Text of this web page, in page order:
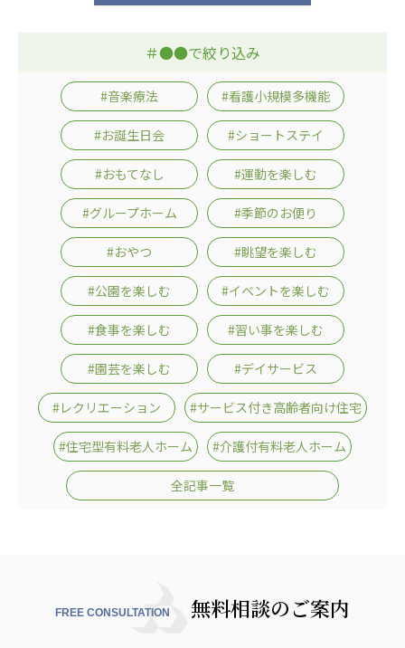
＃●●で絞り込み
#音楽療法 #看護小規模多機能
#お誕生日会 #ショートステイ
#おもてなし #運動を楽しむ
#グループホーム #季節のお便り
#おやつ #眺望を楽しむ
#公園を楽しむ #イベントを楽しむ
#食事を楽しむ #習い事を楽しむ
#園芸を楽しむ #デイサービス
#レクリエーション #サービス付き高齢者向け住宅
#住宅型有料老人ホーム #介護付有料老人ホーム
全記事一覧
FREE CONSULTATION 無料相談のご案内